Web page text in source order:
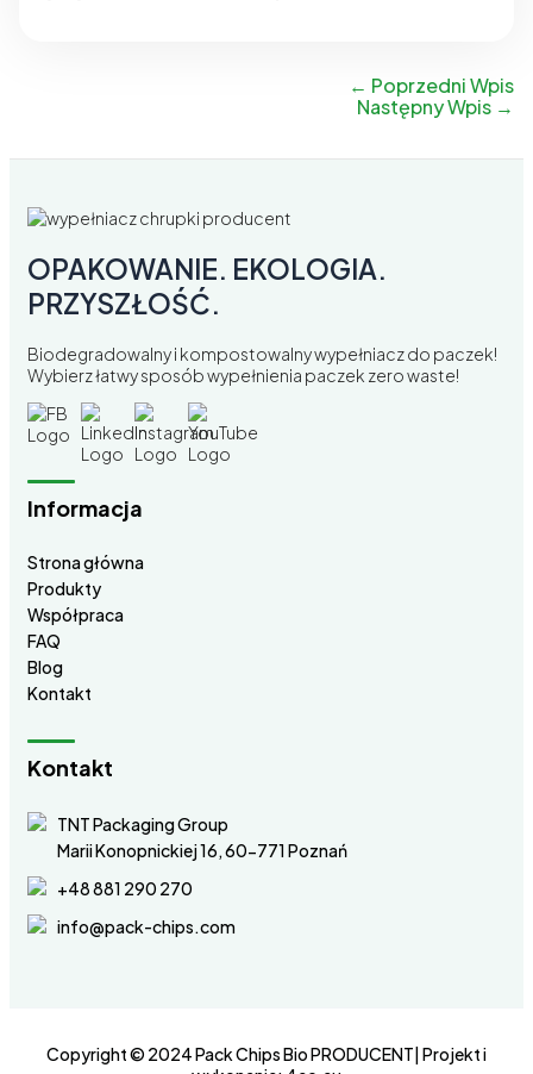
← Poprzedni Wpis
Następny Wpis →
OPAKOWANIE. EKOLOGIA.
PRZYSZŁOŚĆ.
Biodegradowalny i kompostowalny wypełniacz do paczek!
Wybierz łatwy sposób wypełnienia paczek zero waste!
Informacja
Strona główna
Produkty
Współpraca
FAQ
Blog
Kontakt
Kontakt
TNT Packaging Group
Marii Konopnickiej 16, 60-771 Poznań
+48 881 290 270
info@pack-chips.com
Copyright © 2024 Pack Chips Bio PRODUCENT| Projekt i